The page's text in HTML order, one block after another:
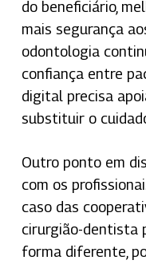
do beneficiário,
mais segurança
odontologia
confiança entre
digital precisa
substituir o
Outro ponto em
com os
caso das
cirurgião-dentista
forma diferente,